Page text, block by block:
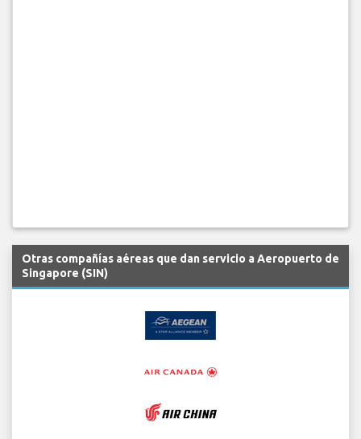
Otras compañías aéreas que dan servicio a Aeropuerto de
Singapore (SIN)